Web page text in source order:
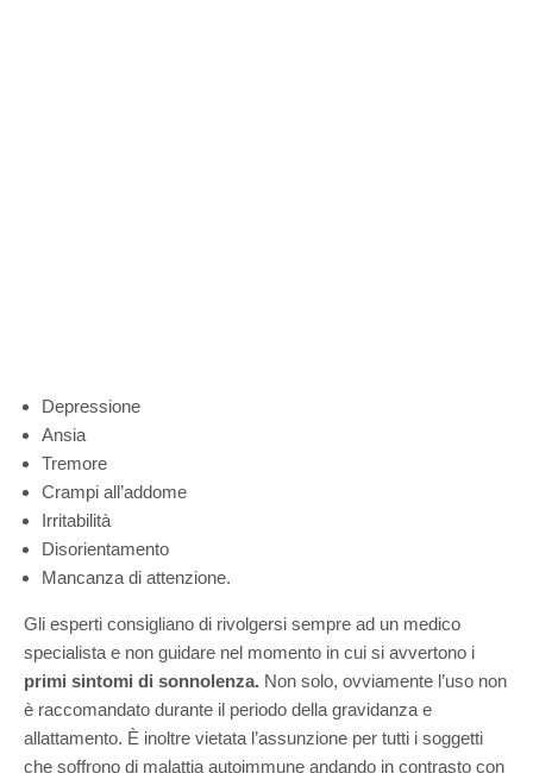
Depressione
Ansia
Tremore
Crampi all’addome
Irritabilità
Disorientamento
Mancanza di attenzione.
Gli esperti consigliano di rivolgersi sempre ad un medico
specialista e non guidare nel momento in cui si avvertono i
primi sintomi di sonnolenza. Non solo, ovviamente l’uso non
è raccomandato durante il periodo della gravidanza e
allattamento. È inoltre vietata l’assunzione per tutti i soggetti
che soffrono di malattia autoimmune andando in contrasto con